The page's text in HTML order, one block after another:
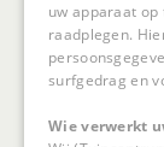
uw apparaat op
raadplegen.
surfgedrag en
Wie verwerkt